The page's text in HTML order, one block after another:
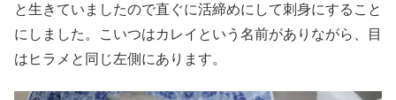
と生きていましたので直ぐに活締めにして刺身にすること
にしました。こいつはカレイという名前がありながら、目
はヒラメと同じ左側にあります。